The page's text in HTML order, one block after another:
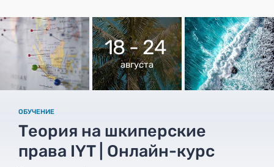
18 - 24
августа
ОБУЧЕНИЕ
Теория на шкиперские
права IYT | Онлайн-курс